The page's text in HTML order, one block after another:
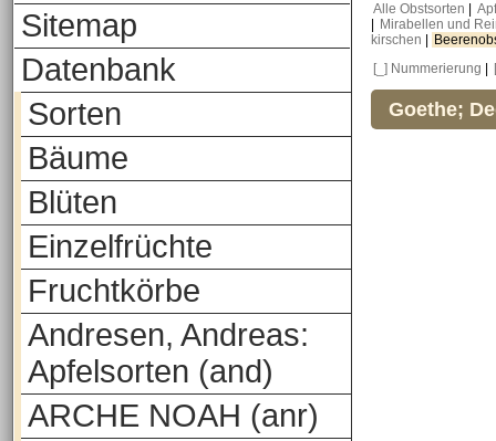
Sitemap
Datenbank
Sorten
Bäume
Blüten
Einzelfrüchte
Fruchtkörbe
Andresen, Andreas:
Apfelsorten (and)
ARCHE NOAH (anr)
Alle Obstsorten
Mirabellen und
kirschen
[_] Nummerierung
Goethe;